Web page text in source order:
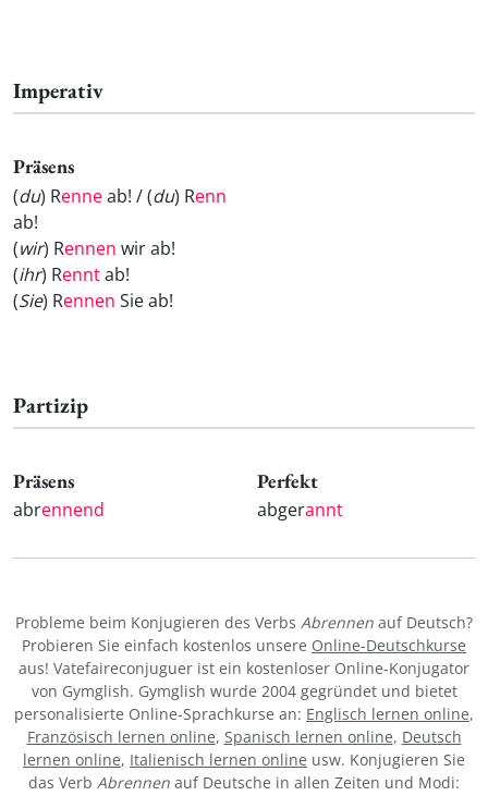
Imperativ
Präsens
(du) Renneab! / (du) Renn
ab!
(wir) Rennen wir ab!
(ihr) Renntab!
(Sie) Rennen Sie ab!
Partizip
Präsens
abrennend
Perfekt
abgerannt
Probleme beim Konjugieren des Verbs Abrennen auf Deutsch?
Probieren Sie einfach kostenlos unsere Online-Deutschkurse
aus! Vatefaireconjuguer ist ein kostenloser Online-Konjugator
von Gymglish. Gymglish wurde 2004 gegründet und bietet
personalisierte Online-Sprachkurse an: Englisch lernen online,
Französisch lernen online, Spanisch lernen online, Deutsch
lernen online, Italienisch lernen online usw. Konjugieren Sie
das Verb Abrennen auf Deutsche in allen Zeiten und Modi: